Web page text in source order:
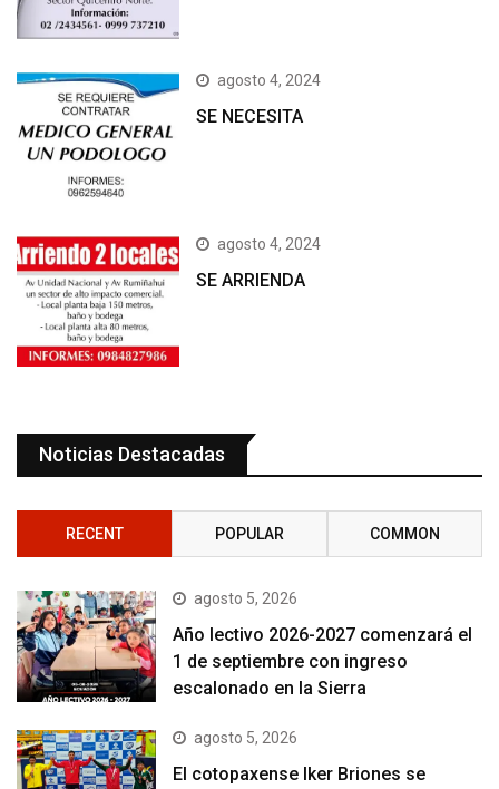
agosto 4, 2024
SE NECESITA
agosto 4, 2024
SE ARRIENDA
Noticias Destacadas
RECENT POPULAR COMMON
agosto 5, 2026
Año lectivo 2026-2027 comenzará el
1 de septiembre con ingreso
escalonado en la Sierra
agosto 5, 2026
El cotopaxense Iker Briones se